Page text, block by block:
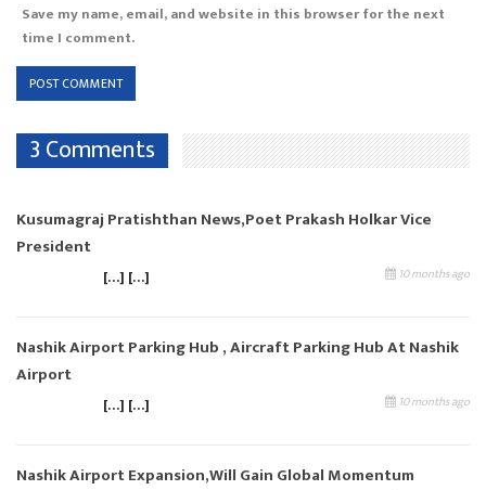
Save my name, email, and website in this browser for the next
time I comment.
3 Comments
Kusumagraj Pratishthan News,Poet Prakash Holkar Vice
President
10 months ago
[…] […]
Nashik Airport Parking Hub , Aircraft Parking Hub At Nashik
Airport
10 months ago
[…] […]
Nashik Airport Expansion,will Gain Global Momentum